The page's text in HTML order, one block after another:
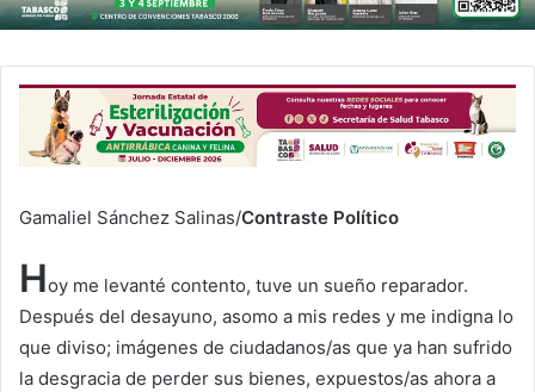
Gamaliel Sánchez Salinas/Contraste Político
Hoy me levanté contento, tuve un sueño reparador.
Después del desayuno, asomo a mis redes y me indigna lo
que diviso; imágenes de ciudadanos/as que ya han sufrido
la desgracia de perder sus bienes, expuestos/as ahora a